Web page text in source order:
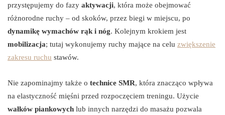
przystępujemy do fazy aktywacji, która może obejmować
różnorodne ruchy – od skoków, przez biegi w miejscu, po
dynamikę wymachów rąk i nóg. Kolejnym krokiem jest
mobilizacja; tutaj wykonujemy ruchy mające na celu zwiększenie
zakresu ruchu stawów.
Nie zapominajmy także o technice SMR, która znacząco wpływa
na elastyczność mięśni przed rozpoczęciem treningu. Użycie
wałków piankowych lub innych narzędzi do masażu pozwala